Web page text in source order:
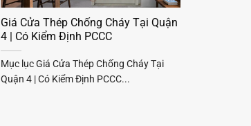
Giá Cửa Thép Chống Cháy Tại Quận
4 | Có Kiểm Định PCCC
Mục lục Giá Cửa Thép Chống Cháy Tại
Quận 4 | Có Kiểm Định PCCC...